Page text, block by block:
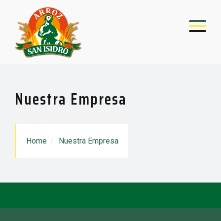
Nuestra Empresa
Home Nuestra Empresa